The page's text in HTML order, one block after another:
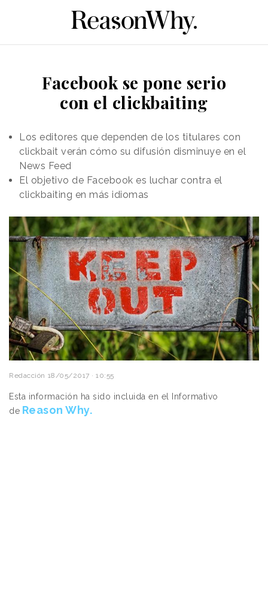
Facebook se pone serio
con el clickbaiting
Los editores que dependen de los titulares con
clickbait verán cómo su difusión disminuye en el
News Feed
El objetivo de Facebook es luchar contra el
clickbaiting en más idiomas
Redacción 18/05/2017 · 10:55
Esta información ha sido incluida en el Informativo
de Reason Why.